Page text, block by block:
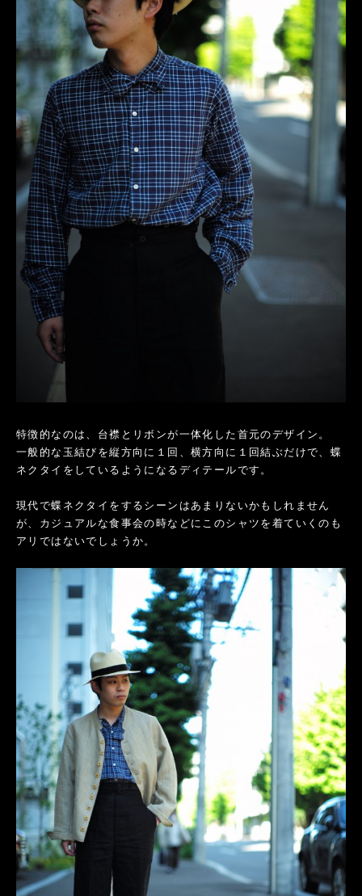
特徴的なのは、台襟とリボンが一体化した首元のデザイン。
一般的な玉結びを縦方向に１回、横方向に１回結ぶだけで、蝶
ネクタイをしているようになるディテールです。
現代で蝶ネクタイをするシーンはあまりないかもしれません
が、カジュアルな食事会の時などにこのシャツを着ていくのも
アリではないでしょうか。